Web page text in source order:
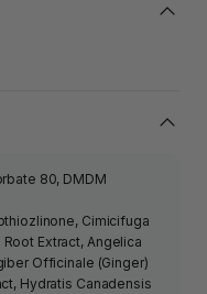
80, DMDM
Cimicifuga
Extract, Angelica
Officinale (Ginger)
Hydratis Canadensis